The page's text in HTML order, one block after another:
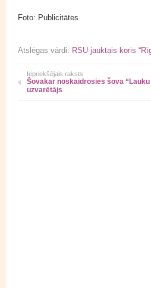
Foto: Publicitātes
Atslēgas vārdi: RSU jauktais koris
Iepriekšējais raksts
Šovakar noskaidrosies šova “Lauku
uzvarētājs